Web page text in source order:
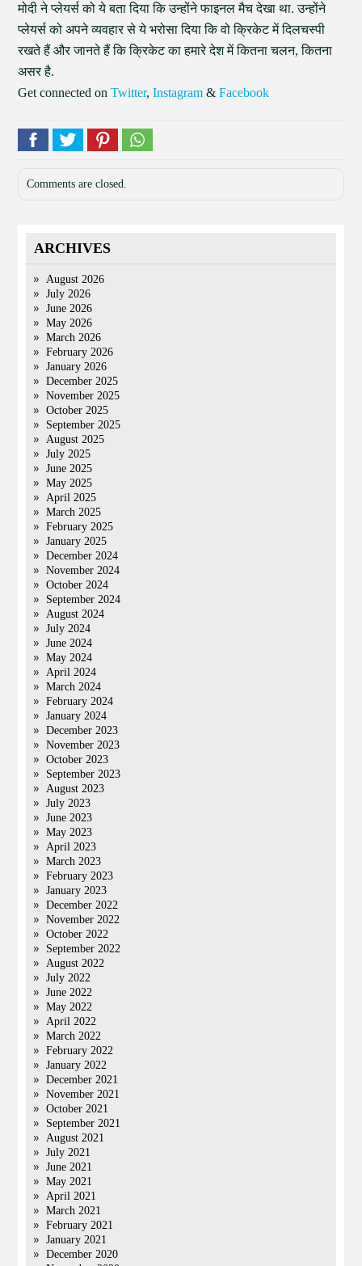
मोदी ने प्लेयर्स को ये बता दिया कि उन्होंने फाइनल मैच देखा था. उन्होंने
प्लेयर्स को अपने व्यवहार से ये भरोसा दिया कि वो क्रिकेट में दिलचस्पी
रखते हैं और जानते हैं कि क्रिकेट का हमारे देश में कितना चलन, कितना
असर है.
Get connected onTwitter,Instagram &Facebook
Comments are closed.
ARCHIVES
August 2026
July 2026
June 2026
May 2026
March 2026
February 2026
January 2026
December 2025
November 2025
October 2025
September 2025
August 2025
July 2025
June 2025
May 2025
April 2025
March 2025
February 2025
January 2025
December 2024
November 2024
October 2024
September 2024
August 2024
July 2024
June 2024
May 2024
April 2024
March 2024
February 2024
January 2024
December 2023
November 2023
October 2023
September 2023
August 2023
July 2023
June 2023
May 2023
April 2023
March 2023
February 2023
January 2023
December 2022
November 2022
October 2022
September 2022
August 2022
July 2022
June 2022
May 2022
April 2022
March 2022
February 2022
January 2022
December 2021
November 2021
October 2021
September 2021
August 2021
July 2021
June 2021
May 2021
April 2021
March 2021
February 2021
January 2021
December 2020